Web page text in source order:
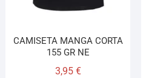
CAMISETA MANGA CORTA
155 GR NE
3,95 €